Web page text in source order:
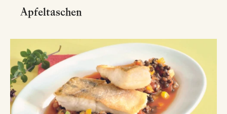
Apfeltaschen